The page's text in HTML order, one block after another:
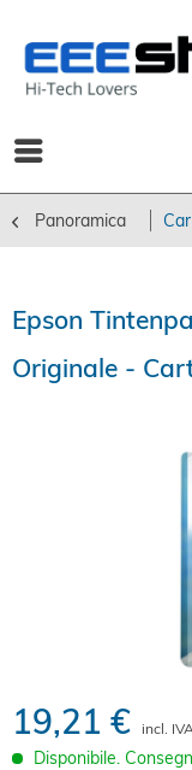
Panoramica
Epson
Originale -
19,21 € incl.
Disponibile.